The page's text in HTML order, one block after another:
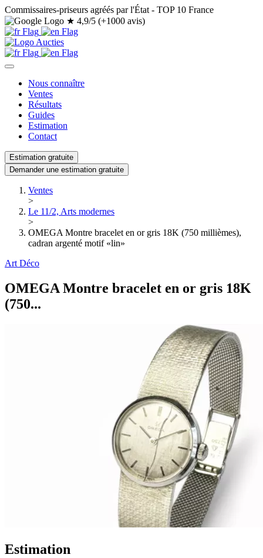
Commissaires-priseurs agréés par l'État - TOP 10 France
★ 4,9/5 (+1000 avis)
Nous connaître
Ventes
Résultats
Guides
Estimation
Contact
Estimation gratuite
Demander une estimation gratuite
Ventes
>
Le 11/2, Arts modernes
>
OMEGA Montre bracelet en or gris 18K (750 millièmes),
cadran argenté motif «lin»
Art Déco
OMEGA Montre bracelet en or gris 18K
(750...
Estimation